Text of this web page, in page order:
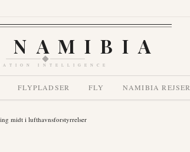
NAMIBIA
INTELLIGENCE
FLYPLADSER FLY NAMIBIA REJSER
midt i lufthavnsforstyrrelser